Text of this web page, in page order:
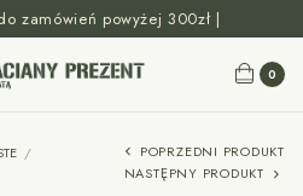
zamówień powyżej 300zł |
0
/
POPRZEDNI PRODUKT
NASTĘPNY PRODUKT